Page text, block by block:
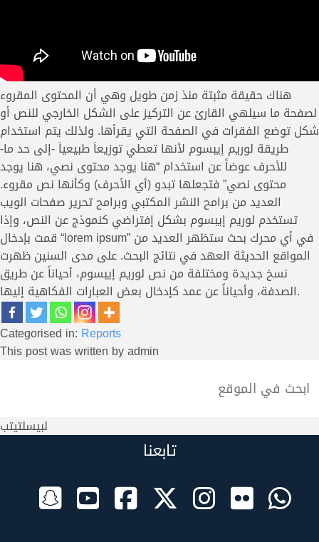
هناك حقيقة مثبتة منذ زمن طويل وهي أن المحتوى المقروء
لصفحة ما سيلهي القارئ عن التركيز على الشكل الخارجي للنص أو
شكل توضع الفقرات في الصفحة التي يقرأها. ولذلك يتم استخدام
طريقة لوريم إيبسوم لأنها تعطي توزيعاَ طبيعياَ -إلى حد ما-
للأحرف عوضاً عن استخدام “هنا يوجد محتوى نصي، هنا يوجد
محتوى نصي” فتجعلها تبدو (أي الأحرف) وكأنها نص مقروء.
العديد من برامح النشر المكتبي وبرامح تحرير صفحات الويب
تستخدم لوريم إيبسوم بشكل إفتراضي كنموذج عن النص، وإذا
قمت بإدخال “lorem ipsum” في أي محرك بحث ستظهر العديد من
المواقع الحديثة العهد في نتائج البحث. على مدى السنين ظهرت
نسخ جديدة ومختلفة من نص لوريم إيبسوم، أحياناً عن طريق
الصدفة، وأحياناً عن عمد كإدخال بعض العبارات الفكاهية إليها.
Categorised in: Reports
This post was written by admin
لبيسلتيتب
تابعنا